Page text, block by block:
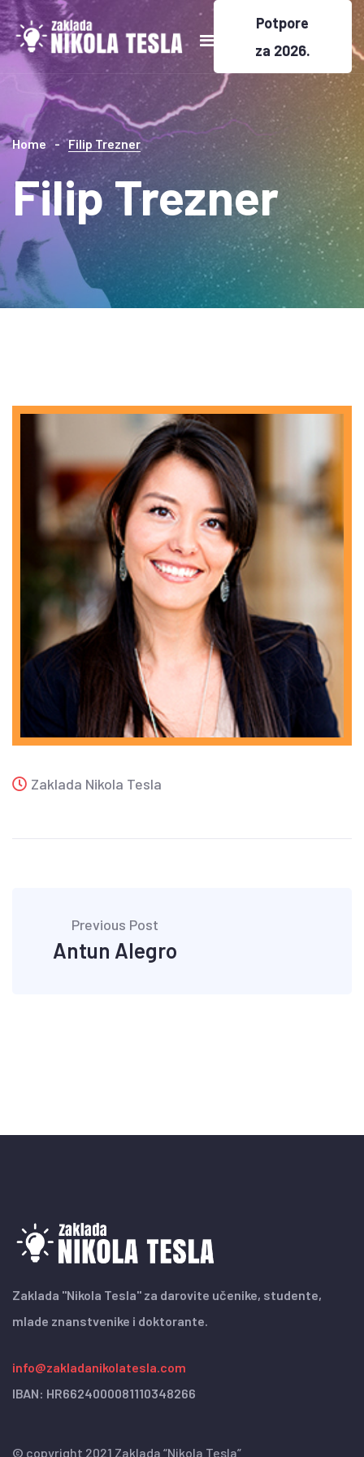
Potpore
za 2026.
Home Filip Trezner
Filip Trezner
Zaklada Nikola Tesla
Previous Post
Antun Alegro
Zaklada "Nikola Tesla" za darovite učenike, studente,
mlade znanstvenike i doktorante.
info@zakladanikolatesla.com
IBAN: HR6624000081110348266
© copyright 2021 Zaklada “Nikola Tesla”